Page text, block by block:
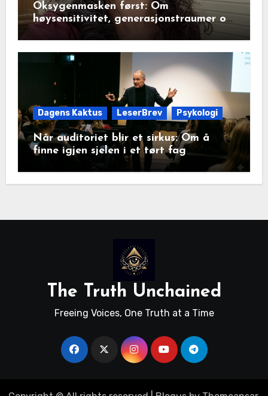
Oksygenmasken først: Om
høysensitivitet, generasjonstraumer og
det disiplinerte tunnelsynet
Dagens Kaktus LeserBrev Psykologi
Når auditoriet blir et sirkus: Om å
finne igjen sjelen i et tørt fag
The Truth Unchained
Freeing Voices, One Truth at a Time